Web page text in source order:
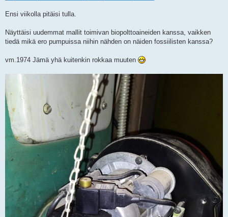
Ensi viikolla pitäisi tulla.
Näyttäisi uudemmat mallit toimivan biopolttoaineiden kanssa, vaikken
tiedä mikä ero pumpuissa niihin nähden on näiden fossiilisten kanssa?
vm.1974 Jämä yhä kuitenkin rokkaa muuten